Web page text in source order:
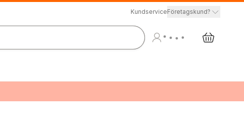
KundserviceFöretagskund?